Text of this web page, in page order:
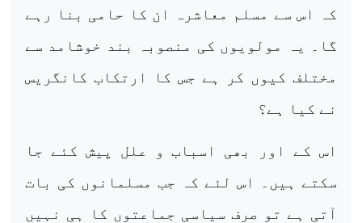
کہ اس سے مسلم معاشرہ ان کا حامی بنا رہے
گا۔ یہ مولویوں کی منصوبہ بند خوشامد سے
مختلف کیوں کر ہے جس کا ارتکاب کانگریس
نے کیا ہے؟
اس کے اور بھی اسباب و علل پیش کئے جا
سکتے ہیں۔ اس لئے کہ جب مسلمانوں کی بات
آتی ہے تو صرف سیاسی جماعتوں کا ہی نہیں